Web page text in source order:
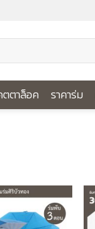
ตตาล็อค ราคาร่ม